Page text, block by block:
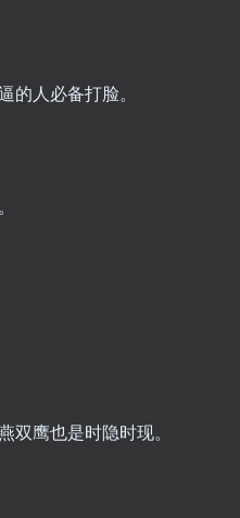
人必备打脸。
鹰也是时隐时现。